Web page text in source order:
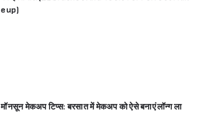
eup)
मॉनसून मेकअप टिप्स: बरसात में मेकअप को ऐसे बनाएं लॉन्ग ला